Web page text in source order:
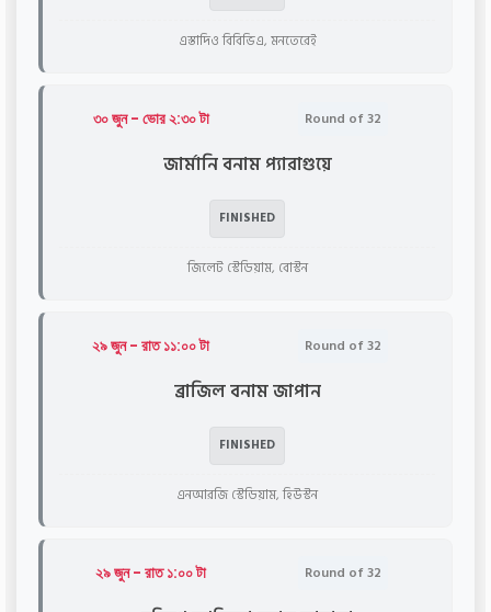
এস্তাদিও বিবিভিএ, মনতেরেই
৩০ জুন - ভোর ২:৩০ টা Round of 32
জার্মানি বনাম প্যারাগুয়ে
FINISHED
জিলেট স্টেডিয়াম, বোস্টন
২৯ জুন - রাত ১১:০০ টা Round of 32
ব্রাজিল বনাম জাপান
FINISHED
এনআরজি স্টেডিয়াম, হিউস্টন
২৯ জুন - রাত ১:০০ টা Round of 32